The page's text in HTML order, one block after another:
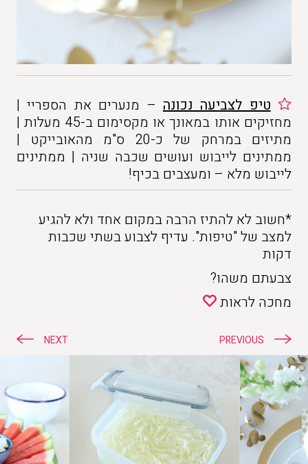
טיפ לצביעה נכונה– מנערים את הספריי |
מחזיקים אותו במאונך או מקסימום ב-45 מעלות |
מתיזים במרחק של כ-20 ס"מ מהאובייקט |
ממתינים לייבוש ועושים שכבה שניה | ממתינים
לייבוש מלא – ומעצבים בכיף!
*חשוב לא להתיז הרבה במקום אחד ולא להגיע
למצב של "טיפות". עדיף לצבוע בשתי שכבות
דקות
צבעתם משהו?
מחכה לראות
ניווטPREVIOUS
NEXT